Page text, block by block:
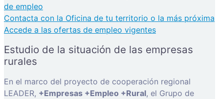
de empleo
Contacta con la Oficina de tu territorio o la más próxima
Accede a las ofertas de empleo vigentes
Estudio de la situación de las empresas
rurales
En el marco del proyecto de cooperación regional
LEADER, +Empresas +Empleo +Rural, el Grupo de